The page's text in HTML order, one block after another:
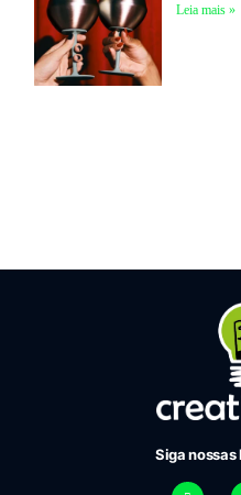
Leia mais »
Siga